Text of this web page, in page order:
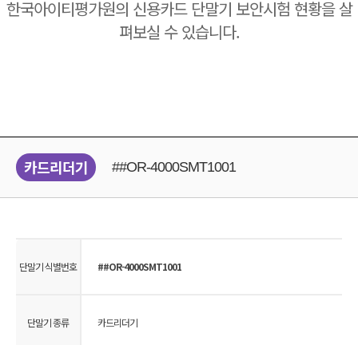
한국아이티평가원의 신용카드 단말기 보안시험 현황을 살
펴보실 수 있습니다.
카드리더기 ##OR-4000SMT1001
단말기 식별번호 ##OR-4000SMT1001
단말기 종류 카드리더기